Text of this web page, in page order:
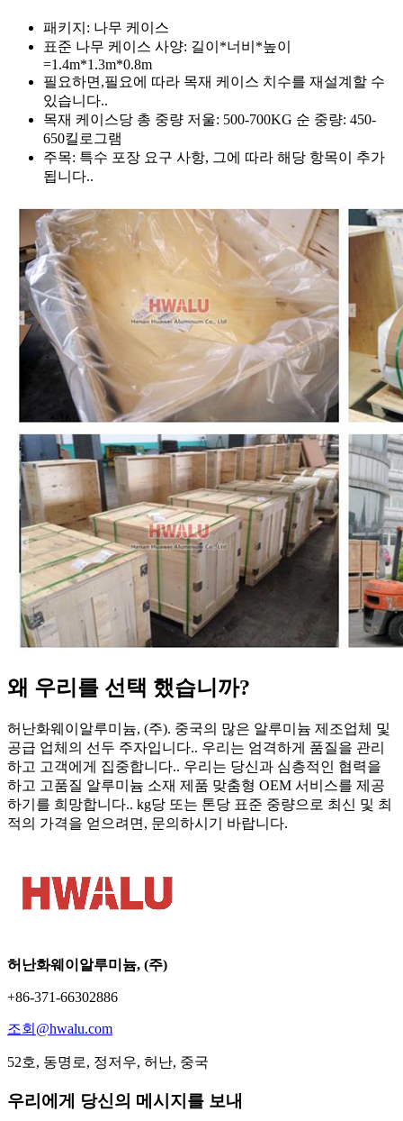
패키지: 나무 케이스
표준 나무 케이스 사양: 길이*너비*높이
=1.4m*1.3m*0.8m
필요하면,필요에 따라 목재 케이스 치수를 재설계할 수
있습니다..
목재 케이스당 총 중량 저울: 500-700KG 순 중량: 450-
650킬로그램
주목: 특수 포장 요구 사항, 그에 따라 해당 항목이 추가
됩니다..
왜 우리를 선택 했습니까?
허난화웨이알루미늄, (주). 중국의 많은 알루미늄 제조업체 및
공급 업체의 선두 주자입니다.. 우리는 엄격하게 품질을 관리
하고 고객에게 집중합니다.. 우리는 당신과 심층적인 협력을
하고 고품질 알루미늄 소재 제품 맞춤형 OEM 서비스를 제공
하기를 희망합니다.. kg당 또는 톤당 표준 ​​중량으로 최신 및 최
적의 가격을 얻으려면, 문의하시기 바랍니다.
허난화웨이알루미늄, (주)
+86-371-66302886
조회@hwalu.com
52호, 동명로, 정저우, 허난, 중국
우리에게 당신의 메시지를 보내